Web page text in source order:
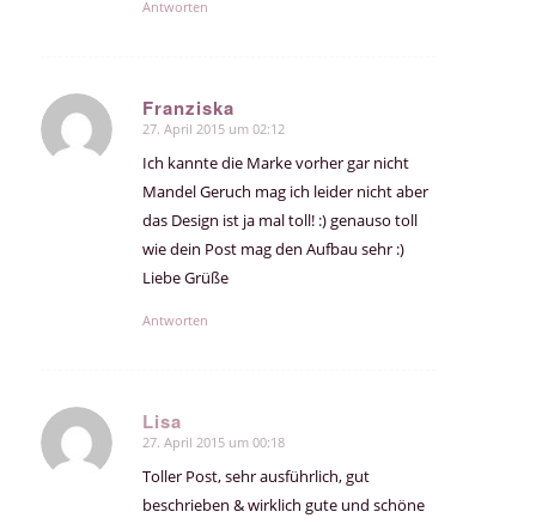
Antworten
Franziska
sagte:
27. April 2015 um 02:12
Ich kannte die Marke vorher gar nicht
Mandel Geruch mag ich leider nicht aber
das Design ist ja mal toll! :) genauso toll
wie dein Post mag den Aufbau sehr :)
Liebe Grüße
Antworten
Lisa
sagte:
27. April 2015 um 00:18
Toller Post, sehr ausführlich, gut
beschrieben & wirklich gute und schöne